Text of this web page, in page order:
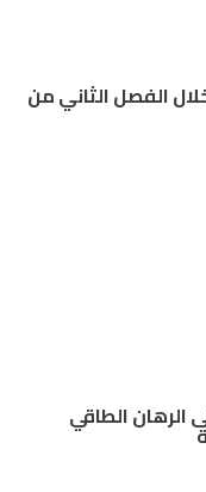
الفصل الثاني من
الرهان الطاقي